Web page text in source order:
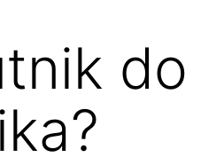
do